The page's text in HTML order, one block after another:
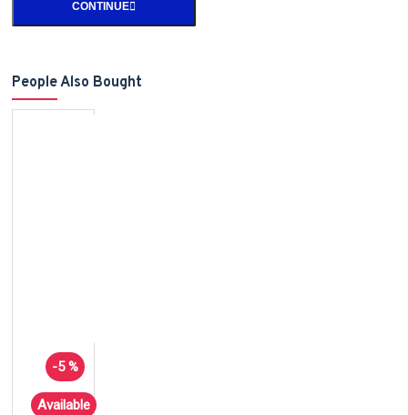
CONTINUE
People Also Bought
-5 %
Available